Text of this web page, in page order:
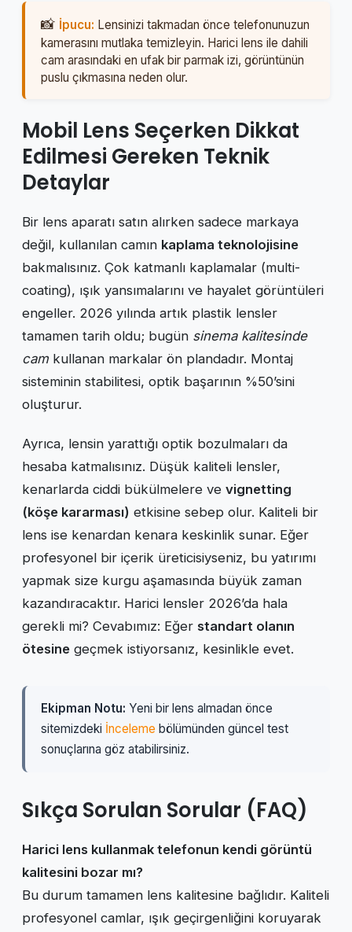
İpucu: Lensinizi takmadan önce telefonunuzun
kamerasını mutlaka temizleyin. Harici lens ile dahili
cam arasındaki en ufak bir parmak izi, görüntünün
puslu çıkmasına neden olur.
Mobil Lens Seçerken Dikkat
Edilmesi Gereken Teknik
Detaylar
Bir lens aparatı satın alırken sadece markaya
değil, kullanılan camın kaplama teknolojisine
bakmalısınız. Çok katmanlı kaplamalar (multi-
coating), ışık yansımalarını ve hayalet görüntüleri
engeller. 2026 yılında artık plastik lensler
tamamen tarih oldu; bugün sinema kalitesinde
cam kullanan markalar ön plandadır. Montaj
sisteminin stabilitesi, optik başarının %50’sini
oluşturur.
Ayrıca, lensin yarattığı optik bozulmaları da
hesaba katmalısınız. Düşük kaliteli lensler,
kenarlarda ciddi bükülmelere ve vignetting
(köşe kararması) etkisine sebep olur. Kaliteli bir
lens ise kenardan kenara keskinlik sunar. Eğer
profesyonel bir içerik üreticisiyseniz, bu yatırımı
yapmak size kurgu aşamasında büyük zaman
kazandıracaktır. Harici lensler 2026’da hala
gerekli mi? Cevabımız: Eğer standart olanın
ötesine geçmek istiyorsanız, kesinlikle evet.
Ekipman Notu: Yeni bir lens almadan önce
sitemizdeki İnceleme bölümünden güncel test
sonuçlarına göz atabilirsiniz.
Sıkça Sorulan Sorular (FAQ)
Harici lens kullanmak telefonun kendi görüntü
kalitesini bozar mı?
Bu durum tamamen lens kalitesine bağlıdır. Kaliteli
profesyonel camlar, ışık geçirgenliğini koruyarak